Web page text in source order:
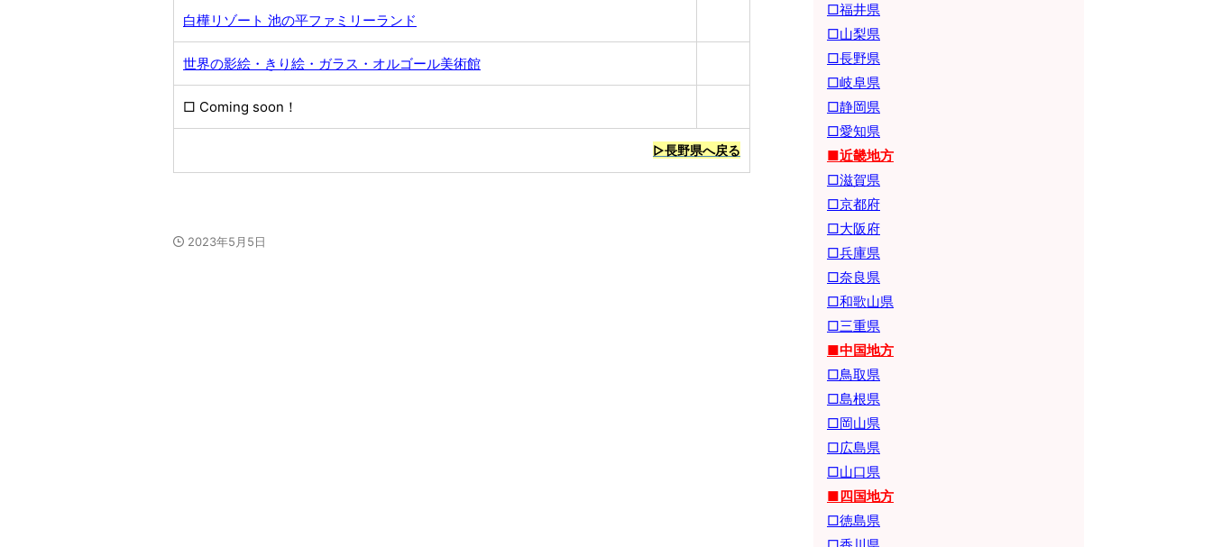
白樺リゾート 池の平ファミリーランド
世界の影絵・きり絵・ガラス・オルゴール美術館
□ Coming soon！
▷長野県へ戻る
2023年5月5日
□福井県
□山梨県
□長野県
□岐阜県
□静岡県
□愛知県
■近畿地方
□滋賀県
□京都府
□大阪府
□兵庫県
□奈良県
□和歌山県
□三重県
■中国地方
□鳥取県
□島根県
□岡山県
□広島県
□山口県
■四国地方
□徳島県